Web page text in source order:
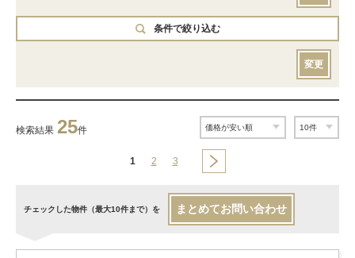
条件で絞り込む
変更
検索結果 25件
1 2 3
チェックした物件（最大10件まで）を まとめてお問い合わせ